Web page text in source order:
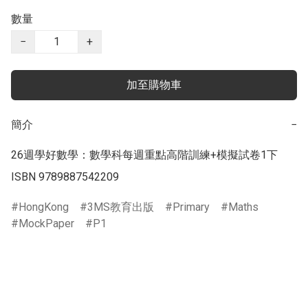
數量
−
+
加至購物車
簡介 −
26週學好數學：數學科每週重點高階訓練+模擬試卷1下
ISBN 9789887542209
HongKong 3MS教育出版 Primary
Maths
MockPaper
P1